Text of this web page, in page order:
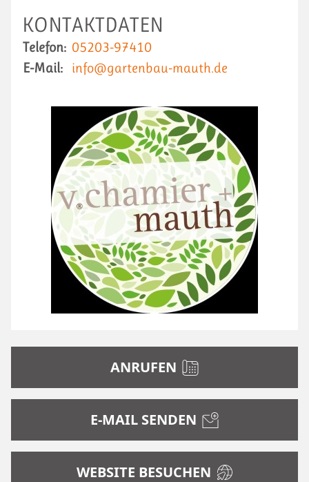
KONTAKTDATEN
Telefon: 05203-97410
E-Mail:
info@gartenbau-mauth.de
ANRUFEN
E-MAIL SENDEN
WEBSITE BESUCHEN